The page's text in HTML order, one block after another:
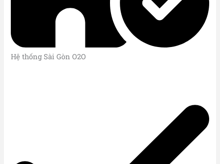
Hệ thống Sài Gòn O2O